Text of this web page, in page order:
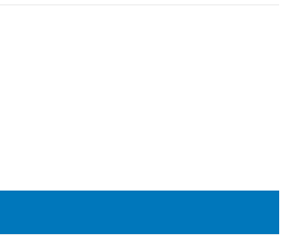
Trockenfallen an der Nordseeküste
Rund Borkum